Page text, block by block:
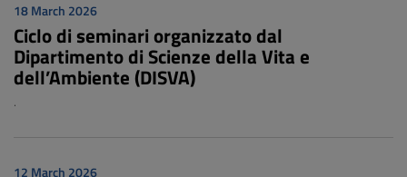
18 March 2026
Ciclo di seminari organizzato dal
Dipartimento di Scienze della Vita e
dell’Ambiente (DISVA)
.
12 March 2026